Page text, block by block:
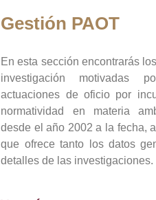
Gestión PAOT
En esta sección encontrarás
investigación motivadas
actuaciones de oficio por
normatividad en materia
desde el año 2002 a la fecha,
que ofrece tanto los datos
detalles de las investigaciones.